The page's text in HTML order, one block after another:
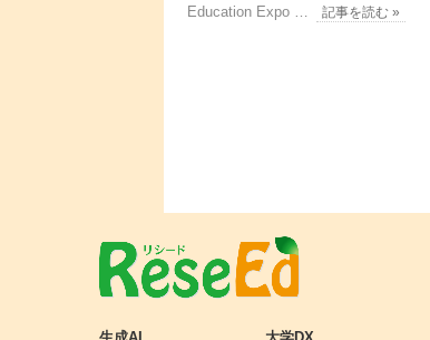
Education Expo …
記事を読む »